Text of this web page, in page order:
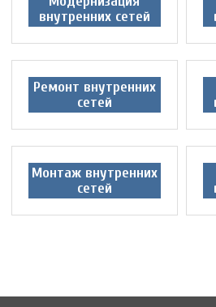
внутренних сетей
Ремонт внутренних
сетей
Монтаж внутренних
сетей